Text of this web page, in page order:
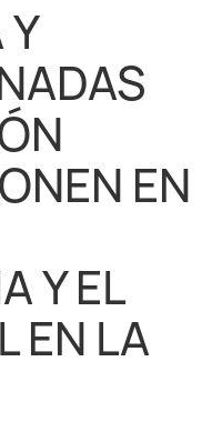
EN
Y EL
EN LA